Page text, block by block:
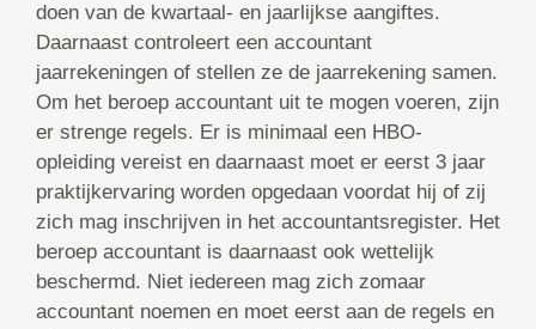
doen van de kwartaal- en jaarlijkse aangiftes.
Daarnaast controleert een accountant
jaarrekeningen of stellen ze de jaarrekening samen.
Om het beroep accountant uit te mogen voeren, zijn
er strenge regels. Er is minimaal een HBO-
opleiding vereist en daarnaast moet er eerst 3 jaar
praktijkervaring worden opgedaan voordat hij of zij
zich mag inschrijven in het accountantsregister. Het
beroep accountant is daarnaast ook wettelijk
beschermd. Niet iedereen mag zich zomaar
accountant noemen en moet eerst aan de regels en